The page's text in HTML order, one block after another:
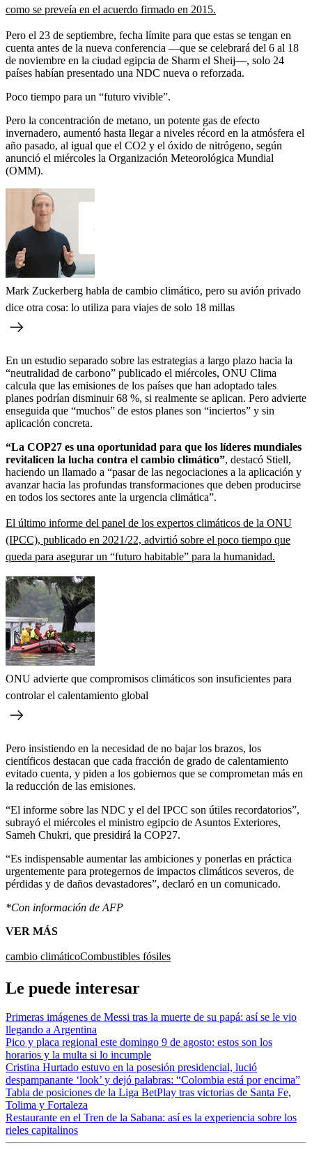
como se preveía en el acuerdo firmado en 2015.
Pero el 23 de septiembre, fecha límite para que estas se tengan en
cuenta antes de la nueva conferencia ―que se celebrará del 6 al 18
de noviembre en la ciudad egipcia de Sharm el Sheij―, solo 24
países habían presentado una NDC nueva o reforzada.
Poco tiempo para un “futuro vivible”.
Pero la concentración de metano, un potente gas de efecto
invernadero, aumentó hasta llegar a niveles récord en la atmósfera el
año pasado, al igual que el CO2 y el óxido de nitrógeno, según
anunció el miércoles la Organización Meteorológica Mundial
(OMM).
Mark Zuckerberg habla de cambio climático, pero su avión privado
dice otra cosa: lo utiliza para viajes de solo 18 millas
En un estudio separado sobre las estrategias a largo plazo hacia la
“neutralidad de carbono” publicado el miércoles, ONU Clima
calcula que las emisiones de los países que han adoptado tales
planes podrían disminuir 68 %, si realmente se aplican. Pero advierte
enseguida que “muchos” de estos planes son “inciertos” y sin
aplicación concreta.
“La COP27 es una oportunidad para que los líderes mundiales
revitalicen la lucha contra el cambio climático”, destacó Stiell,
haciendo un llamado a “pasar de las negociaciones a la aplicación y
avanzar hacia las profundas transformaciones que deben producirse
en todos los sectores ante la urgencia climática”.
El último informe del panel de los expertos climáticos de la ONU
(IPCC), publicado en 2021/22, advirtió sobre el poco tiempo que
queda para asegurar un “futuro habitable” para la humanidad.
ONU advierte que compromisos climáticos son insuficientes para
controlar el calentamiento global
Pero insistiendo en la necesidad de no bajar los brazos, los
científicos destacan que cada fracción de grado de calentamiento
evitado cuenta, y piden a los gobiernos que se comprometan más en
la reducción de las emisiones.
“El informe sobre las NDC y el del IPCC son útiles recordatorios”,
subrayó el miércoles el ministro egipcio de Asuntos Exteriores,
Sameh Chukri, que presidirá la COP27.
“Es indispensable aumentar las ambiciones y ponerlas en práctica
urgentemente para protegernos de impactos climáticos severos, de
pérdidas y de daños devastadores”, declaró en un comunicado.
*Con información de AFP
VER MÁS
cambio climáticoCombustibles fósiles
Le puede interesar
Primeras imágenes de Messi tras la muerte de su papá: así se le vio
llegando a Argentina
Pico y placa regional este domingo 9 de agosto: estos son los
horarios y la multa si lo incumple
Cristina Hurtado estuvo en la posesión presidencial, lució
despampanante ‘look’ y dejó palabras: “Colombia está por encima”
Tabla de posiciones de la Liga BetPlay tras victorias de Santa Fe,
Tolima y Fortaleza
Restaurante en el Tren de la Sabana: así es la experiencia sobre los
rieles capitalinos